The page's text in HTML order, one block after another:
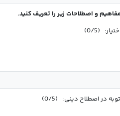
و اصطلاحات زیر را تعریف کنید.
(0/5)
توبه در اصطلاح دینی:   (0/5)